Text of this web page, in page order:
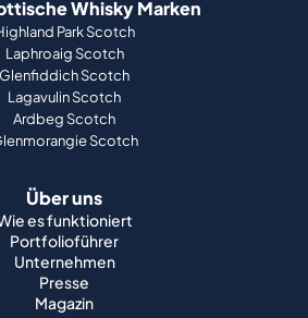
Whisky Marken
Park Scotch
Laphroaig Scotch
Glenfiddich Scotch
Lagavulin Scotch
Ardbeg Scotch
Scotch
Über uns
es funktioniert
Portfolioführer
Unternehmen
Presse
Magazin